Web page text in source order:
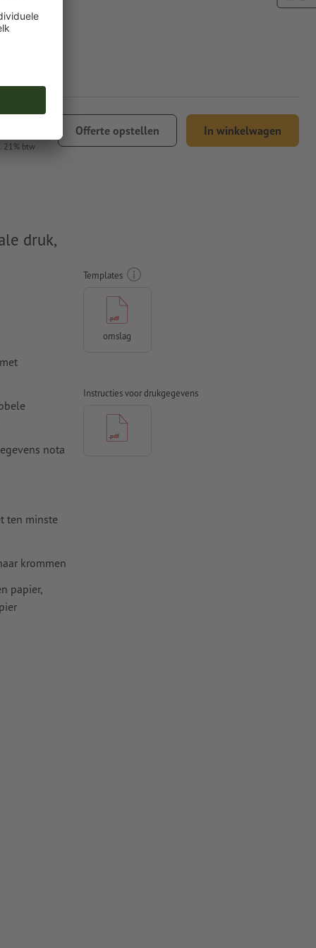
21% btw
Offerte opstellen In winkelwagen
druk,
nota
ten minste
krommen
papier,
Templates
omslag
Instructies voor drukgegevens